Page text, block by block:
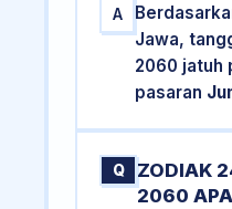
A
Jawa,
2060 jatuh
pasaran
Q
ZODIAK
2060